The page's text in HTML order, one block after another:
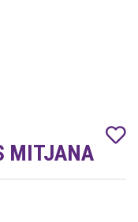
MITJANA